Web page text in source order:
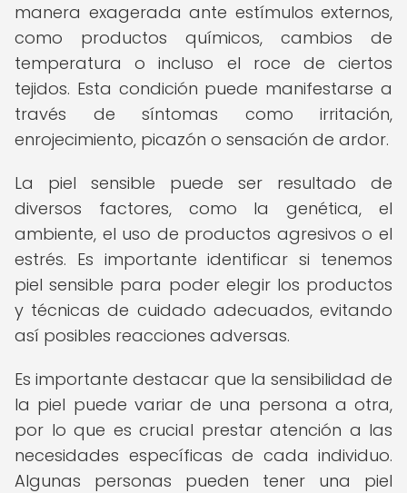
manera exagerada ante estímulos externos,
como productos químicos, cambios de
temperatura o incluso el roce de ciertos
tejidos. Esta condición puede manifestarse a
través de síntomas como irritación,
enrojecimiento, picazón o sensación de ardor.
La piel sensible puede ser resultado de
diversos factores, como la genética, el
ambiente, el uso de productos agresivos o el
estrés. Es importante identificar si tenemos
piel sensible para poder elegir los productos
y técnicas de cuidado adecuados, evitando
así posibles reacciones adversas.
Es importante destacar que la sensibilidad de
la piel puede variar de una persona a otra,
por lo que es crucial prestar atención a las
necesidades específicas de cada individuo.
Algunas personas pueden tener una piel